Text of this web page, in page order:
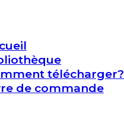
télécharger?
de commande